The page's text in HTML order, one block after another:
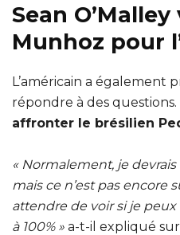
Sean
Munhoz pour
L’américain a également
répondre à des questions.
affronter le brésilien
« Normalement, je
mais ce n’est pas encore
attendre de voir si je
à 100% » a-t-il expliqué